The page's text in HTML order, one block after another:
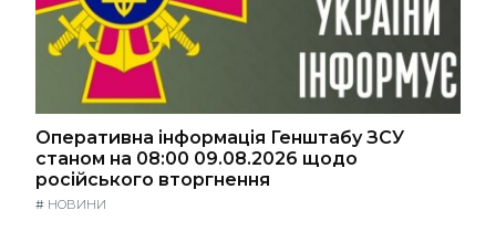
Оперативна інформація Генштабу ЗСУ
станом на 08:00 09.08.2026 щодо
російського вторгнення
# НОВИНИ